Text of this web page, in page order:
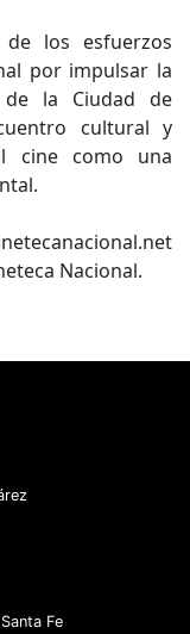
los esfuerzos
por impulsar la
de la Ciudad de
cultural y
cine como una
Nacional.
Fe